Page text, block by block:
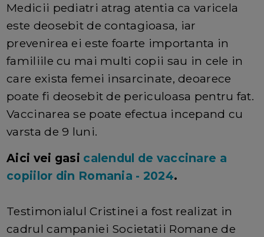
Medicii pediatri atrag atentia ca varicela
este deosebit de contagioasa, iar
prevenirea ei este foarte importanta in
familiile cu mai multi copii sau in cele in
care exista femei insarcinate, deoarece
poate fi deosebit de periculoasa pentru fat.
Vaccinarea se poate efectua incepand cu
varsta de 9 luni.
Aici vei gasi calendul de vaccinare a
copiilor din Romania - 2024.
Testimonialul Cristinei a fost realizat in
cadrul campaniei Societatii Romane de